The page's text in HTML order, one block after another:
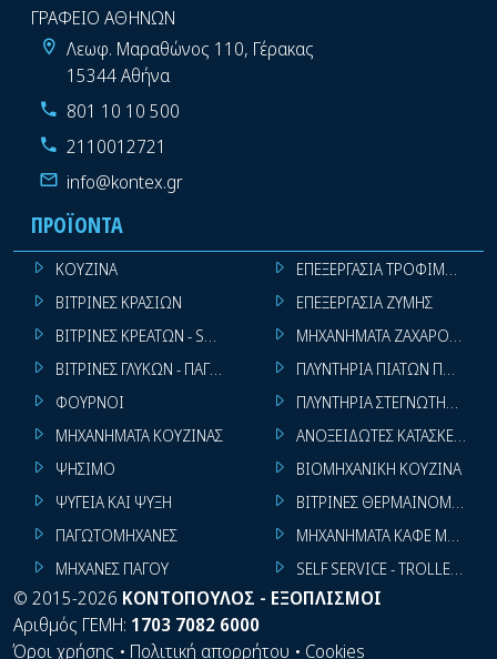
ΓΡΑΦΕΙΟ ΑΘΗΝΩΝ
Λεωφ. Μαραθώνος 110, Γέρακας
15344 Αθήνα
801 10 10 500
2110012721
info@kontex.gr
ΠΡΟΪΌΝΤΑ
ΚΟΥΖΙΝΑ
ΒΙΤΡΙΝΕΣ ΚΡΑΣΙΩΝ
ΒΙΤΡΙΝΕΣ ΚΡΕΑΤΩΝ - SUPER MARKET
ΒΙΤΡΙΝΕΣ ΓΛΥΚΩΝ - ΠΑΓΩΤΩΝ
ΦΟΥΡΝΟΙ
ΜΗΧΑΝΗΜΑΤΑ ΚΟΥΖΙΝΑΣ
ΨΗΣΙΜΟ
ΨΥΓΕΙΑ ΚΑΙ ΨΥΞΗ
ΠΑΓΩΤΟΜΗΧΑΝΕΣ
ΜΗΧΑΝΕΣ ΠΑΓΟΥ
ΕΠΕΞΕΡΓΑΣΙΑ ΤΡΟΦΙΜΩΝ
ΕΠΕΞΕΡΓΑΣΙΑ ΖΥΜΗΣ
ΜΗΧΑΝΗΜΑΤΑ
ΠΛΥΝΤΗΡΙΑ ΠΙΑΤΩΝ
ΠΛΥΝΤΗΡΙΑ ΣΤΕΓΝΩΤΗΡΙΑ
ΑΝΟΞΕΙΔΩΤΕΣ ΚΑΤΑΣΚΕΥΕΣ
ΒΙΟΜΗΧΑΝΙΚΗ ΚΟΥΖΙΝΑ
ΒΙΤΡΙΝΕΣ ΘΕΡΜΑΙΝΟΜΕΝΕΣ
ΜΗΧΑΝΗΜΑΤΑ ΚΑΦΕ ΜΠΑΡ
SELF SERVICE - TROLLEY -
© 2015-2026 ΚΟΝΤΟΠΟΥΛΟΣ - ΕΞΟΠΛΙΣΜΟΙ
Αριθμός ΓΕΜΗ: 1703 7082 6000
Όροι χρήσης • Πολιτική απορρήτου • Cookies